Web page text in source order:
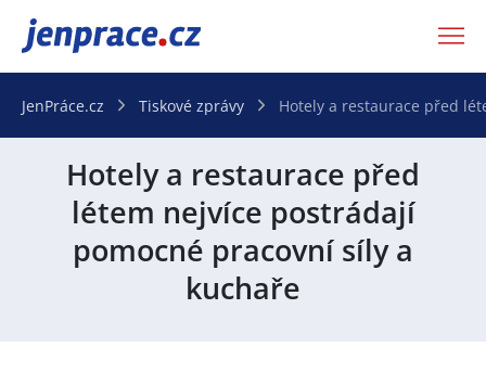
JenPráce.cz
JenPráce.cz Tiskové zprávy Hotely a restaurace před
Hotely a restaurace před
létem nejvíce postrádají
pomocné pracovní síly a
kuchaře